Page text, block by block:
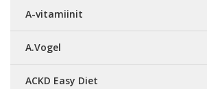
A-vitamiinit
A.Vogel
ACKD Easy Diet